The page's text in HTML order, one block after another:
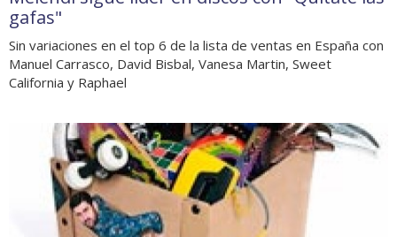
gafas"
Sin variaciones en el top 6 de la lista de ventas en España con
Manuel Carrasco, David Bisbal, Vanesa Martin, Sweet
California y Raphael